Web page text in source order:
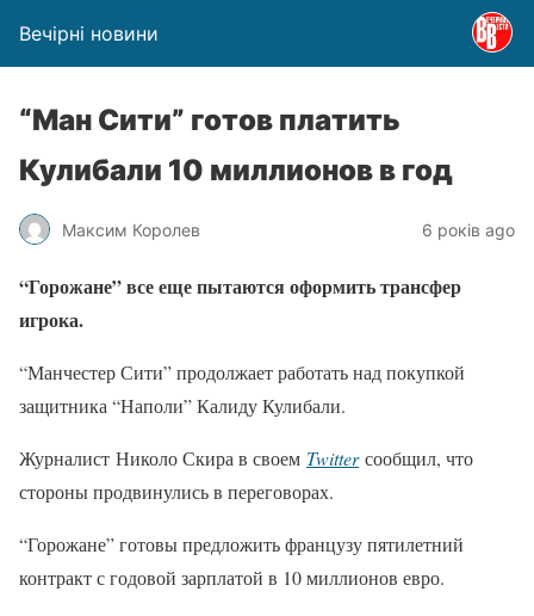
Вечірні новини
“Ман Сити” готов платить
Кулибали 10 миллионов в год
Максим Королев 6 років ago
“Горожане” все еще пытаются оформить трансфер
игрока.
“Манчестер Сити” продолжает работать над покупкой
защитника “Наполи” Калиду Кулибали.
Журналист Николо Скира в своем Twitterсообщил, что
стороны продвинулись в переговорах.
“Горожане” готовы предложить французу пятилетний
контракт с годовой зарплатой в 10 миллионов евро.